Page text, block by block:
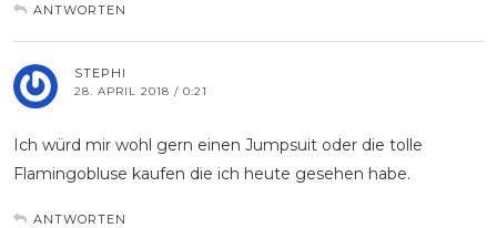
ANTWORTEN
STEPHI
28. APRIL 2018 / 0:21
Ich würd mir wohl gern einen Jumpsuit oder die tolle
Flamingobluse kaufen die ich heute gesehen habe.
ANTWORTEN